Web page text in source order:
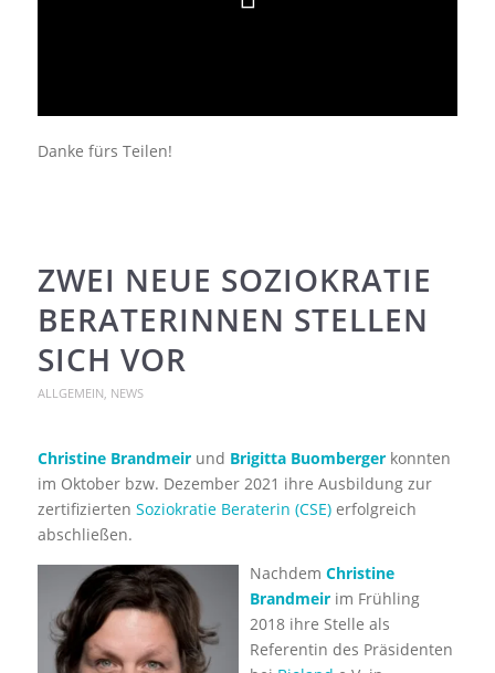
Danke fürs Teilen!
ZWEI NEUE SOZIOKRATIE
BERATERINNEN STELLEN
SICH VOR
ALLGEMEIN NEWS
Christine Brandmeir und Brigitta Buombergerkonnten
im Oktober bzw. Dezember 2021 ihre Ausbildung zur
zertifizierten Soziokratie Beraterin (CSE)erfolgreich
abschließen.
Nachdem Christine
Brandmeirim Frühling
2018 ihre Stelle als
Referentin des Präsidenten